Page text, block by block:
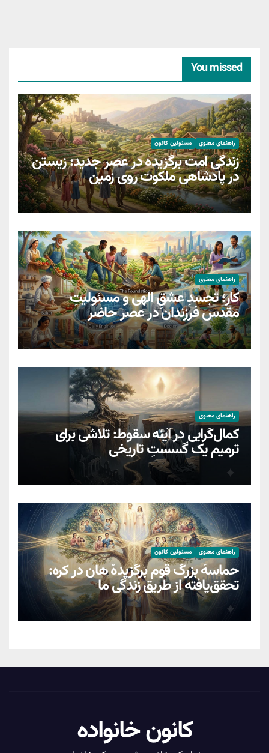
You missed
راهنمای معنوی مسئولین کانون
زندگی امت برگزیده در عصر جدید: زیستن
در پادشاهی ملکوت روی زمین
راهنمای معنوی
کار؛ تجسدِ عشقِ الهی و مسئولیتِ
مقدسِ فرزندان در عصر حاضر
راهنمای معنوی
کمال‌گرایی در آینه سقوط: تلاشی برای
ترمیمِ یک گسستِ تاریخی
راهنمای معنوی مسئولین کانون
حماسهٔ بزرگ قوم برگزیدهٔ هان در کره:
تحقق‌یافته از طریق زندگیِ ما
کانون خانواده